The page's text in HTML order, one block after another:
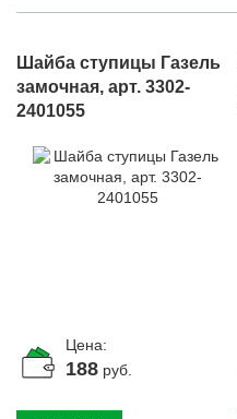
Шайба ступицы Газель
замочная, арт. 3302-
2401055
Цена:
188 руб.